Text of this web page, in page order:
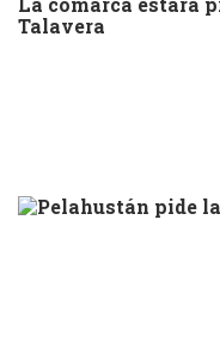
Talavera